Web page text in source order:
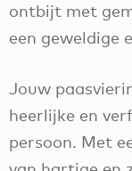
ontbijt met
een geweldige
Jouw
heerlijke en
persoon. Met